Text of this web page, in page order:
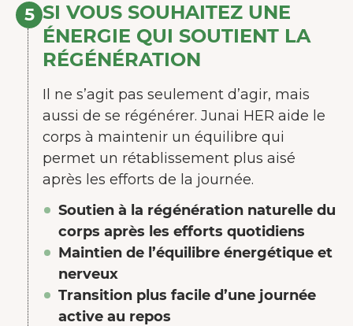
5 SI VOUS SOUHAITEZ UNE
ÉNERGIE QUI SOUTIENT LA
RÉGÉNÉRATION
Il ne s’agit pas seulement d’agir, mais
aussi de se régénérer. Junai HER aide le
corps à maintenir un équilibre qui
permet un rétablissement plus aisé
après les efforts de la journée.
Soutien à la régénération naturelle du
corps après les efforts quotidiens
Maintien de l’équilibre énergétique et
nerveux
Transition plus facile d’une journée
active au repos